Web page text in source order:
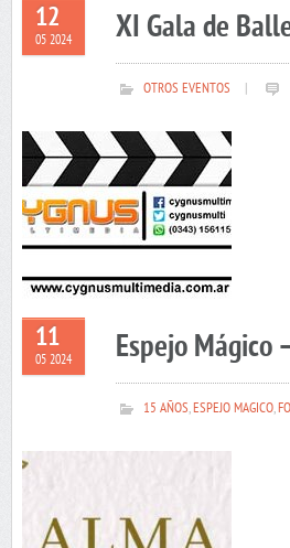
12
05 2024 XI Gala de
OTROS EVENTOS
11
05 2024 Espejo Mágico
15 AÑOS,ESPEJO MAGICO,